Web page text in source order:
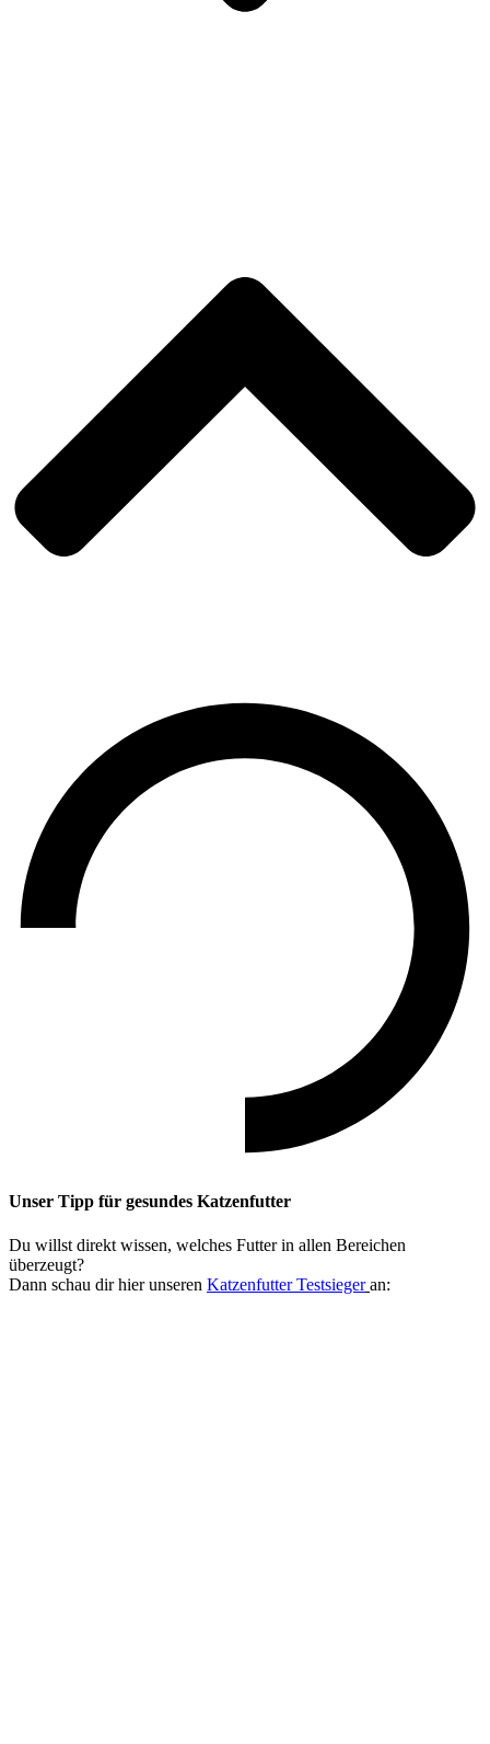
Unser Tipp für gesundes Katzenfutter
Du willst direkt wissen, welches Futter in allen Bereichen
überzeugt?
Dann schau dir hier unseren Katzenfutter Testsieger an: